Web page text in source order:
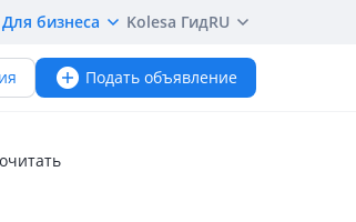
Для бизнеса Kolesa ГидRU
Подать объявление